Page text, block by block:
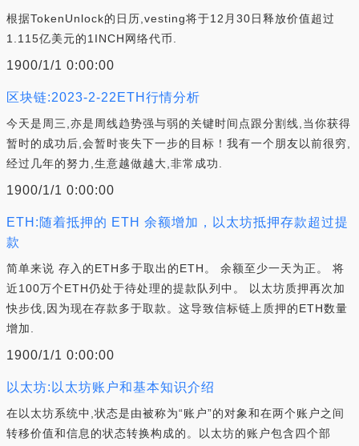
根据TokenUnlock的日历,vesting将于12月30日释放价值超过
1.115亿美元的1INCH网络代币.
1900/1/1 0:00:00
区块链:2023-2-22ETH行情分析
今天是周三,亦是周线趋势强与弱的关键时间点跟分割线,当你获得
暂时的成功后,会暂时丧失下一步的目标！我有一个朋友以前很穷,
经过几年的努力,生意越做越大,非常成功.
1900/1/1 0:00:00
ETH:随着抵押的 ETH 余额增加，以太坊抵押存款超过提
款
简单来说 存入的ETH多于取出的ETH。 余额至少一天为正。 将
近100万个ETH仍处于待处理的提款队列中。 以太坊质押再次加
快步伐,因为现在存款多于取款。这导致信标链上质押的ETH数量
增加.
1900/1/1 0:00:00
以太坊:以太坊账户和基本知识介绍
在以太坊系统中,状态是由被称为“账户”的对象和在两个账户之间
转移价值和信息的状态转换构成的。以太坊的账户包含四个部